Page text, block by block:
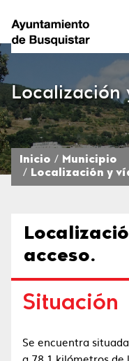
Localización
Inicio
Municipio
Localización y
acceso.
Situación
Se encuentra